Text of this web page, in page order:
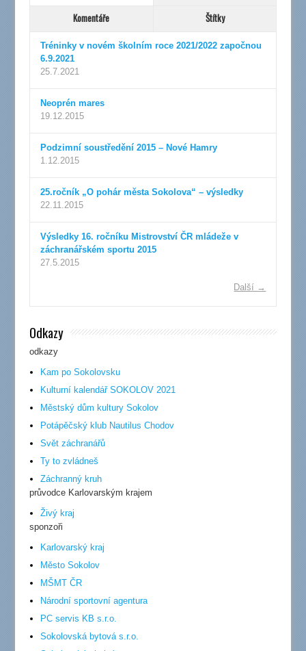
Komentáře
Štítky
Tréninky v novém školním roce 2021/2022 započnou
6.9.2021
25.7.2021
Neoprén mares
19.12.2015
Podzimní soustředění 2015 – Nové Hamry
1.12.2015
25.ročník „O pohár města Sokolova“ – výsledky
22.11.2015
Výsledky 16. ročníku Mistrovství ČR mládeže v
záchranářském sportu 2015
27.5.2015
Další →
Odkazy
odkazy
Kam po Sokolovsku
Kulturní kalendář SOKOLOV 2021
Městský dům kultury Sokolov
Potápěčský klub Nautilus Chodov
Svět záchranářů
Ty to zvládneš
Záchranný kruh
průvodce Karlovarským krajem
Živý kraj
sponzoři
Karlovarský kraj
Město Sokolov
MŠMT ČR
Národní sportovní agentura
PC servis KB s.r.o.
Sokolovská bytová s.r.o.